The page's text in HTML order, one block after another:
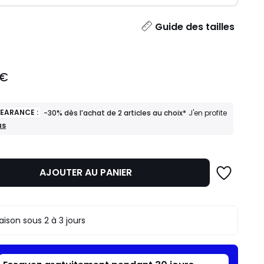
Guide des tailles
: -30% dès l’achat de 2 articles au choix* J'en profite
AJOUTER AU PANIER
sous 2 à 3 jours